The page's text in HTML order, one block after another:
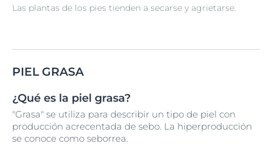
Las plantas de los pies tienden a secarse y agrietarse.
PIEL GRASA
¿Qué es la piel grasa?
"Grasa" se utiliza para describir un tipo de piel con
producción acrecentada de sebo. La hiperproducción
se conoce como seborrea.